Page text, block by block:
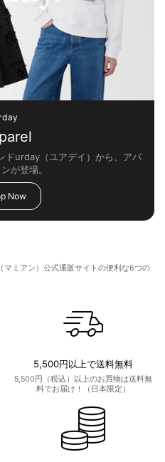
ドurday（ユアデイ）から、アパ
が登場。
Now
マミアン）公式通販サイトの便利な6つの
5,500円以上で送料無料
5,500円（税込）以上のお買物は送料無
料でお届け！（日本限定）